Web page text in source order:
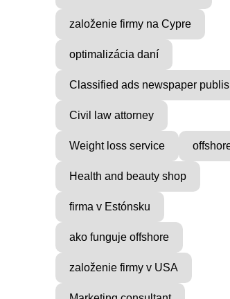
založenie firmy na Cypre
optimalizácia daní
Classified ads newspaper
Civil law attorney
Weight loss service
Health and beauty shop
firma v Estónsku
ako funguje offshore
založenie firmy v USA